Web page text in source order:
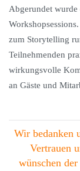
Abgerundet wurde
zum Storytelling
Teilnehmenden
wirkungsvolle
an Gäste und
Wir bedanken
Vertrauen
wünschen